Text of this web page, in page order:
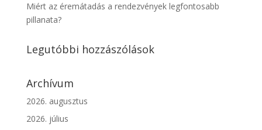
Miért az éremátadás a rendezvények legfontosabb
pillanata?
Legutóbbi hozzászólások
Archívum
2026. augusztus
2026. július